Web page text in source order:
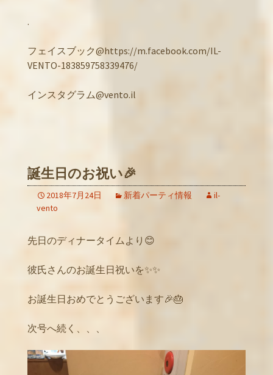
.
フェイスブック@https://m.facebook.com/IL-
VENTO-183859758339476/
インスタグラム@vento.il
誕生日のお祝い🎉
2018年7月24日 新着パーティ情報
il-
vento
先日のディナータイムより😊
彼氏さんのお誕生日祝いを✨✨
お誕生日おめでとうございます🎉🎂
次号へ続く、、、